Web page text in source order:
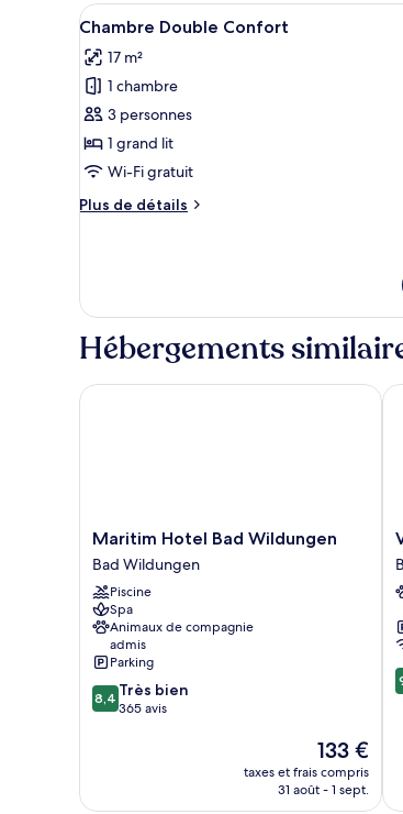
Afficher
toutes
les
photos
pour
ce
type
chambre :
Une chambre
3
Chambre Double Confort
17 m²
1 chambre
3 personnes
1 grand lit
Wi-Fi gratuit
Plus de détails
Plus
type
de
chambre
Chambre
Double
Confort
Hébergements
Maritim
Hotel
Bad
Wildungen
Bad
Wildungen
Maritim Hotel Bad Wildungen
Bad Wildungen
Piscine
Spa
Animaux de compagnie
admis
Parking
8.4
sur
8,4 Très bien
365 avis
Le
nouveau
prix
133 €
taxes et frais compris
31 août - 1 sept.
Maritim Hotel Bad Wildungen